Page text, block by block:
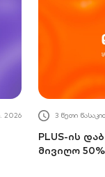
2026 3 წუთი
PLUS-ის
მივიღო